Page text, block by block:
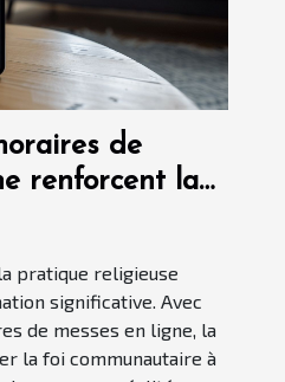
de
renforcent la
pratique religieuse
significative. Avec
de messes en ligne, la
la foi communautaire à